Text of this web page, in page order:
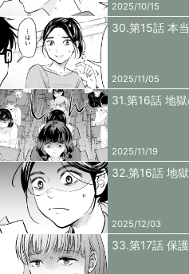
2025/10/15
30.第15話 本
2025/11/05
31.第16話 地
2025/11/19
32.第16話 地
2025/12/03
33.第17話 保